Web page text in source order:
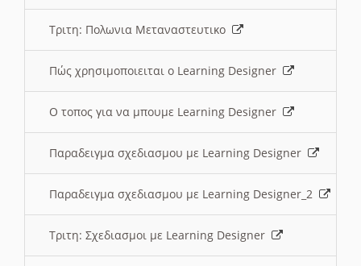
Τριτη: Πολωνια Μεταναστευτικο
Πώς χρησιμοποιειται ο Learning Designer
O τοπος για να μπουμε Learning Designer
Παραδειγμα σχεδιασμου με Learning Designer
Παραδειγμα σχεδιασμου με Learning Designer_2
Τριτη: Σχεδιασμοι με Learning Designer